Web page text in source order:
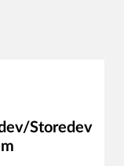
Storedev